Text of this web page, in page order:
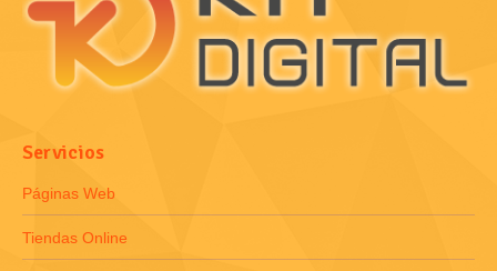
Servicios
Páginas Web
Tiendas Online